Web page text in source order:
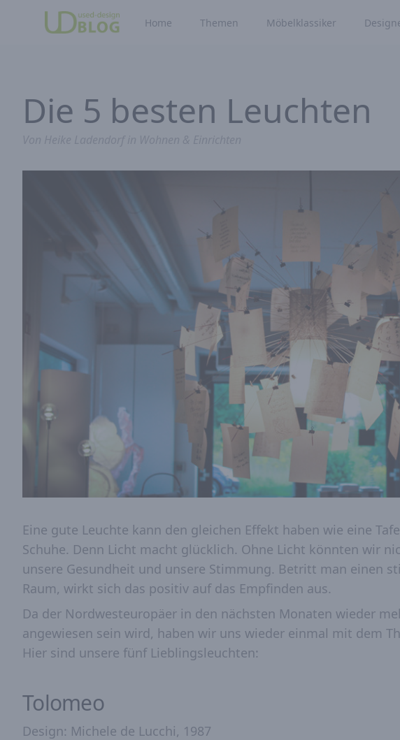
Home Themen Möbelklassiker
Die 5 besten Leuchten
Eine gute Leuchte kann den gleichen Effekt haben wie eine
Schuhe. Denn Licht macht glücklich. Ohne Licht könnten wir
unsere Gesundheit und unsere Stimmung. Betritt man einen
Raum, wirkt sich das positiv auf das Empfinden aus.
Da der Nordwesteuropäer in den nächsten Monaten wieder
angewiesen sein wird, haben wir uns wieder einmal mit dem
Hier sind unsere fünf Lieblingsleuchten:
Tolomeo
Design: Michele de Lucchi, 1987